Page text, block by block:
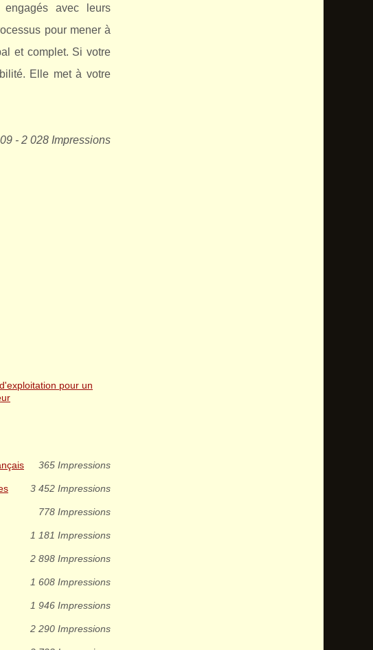
engagés avec leurs
pour mener à
et complet. Si votre
Elle met à votre
- 2 028 Impressions
pour un
365 Impressions
3 452 Impressions
778 Impressions
1 181 Impressions
2 898 Impressions
1 608 Impressions
1 946 Impressions
2 290 Impressions